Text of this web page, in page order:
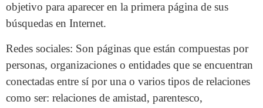
objetivo para aparecer en la primera página de sus
búsquedas en Internet.
Redes sociales: Son páginas que están compuestas por
personas, organizaciones o entidades que se encuentran
conectadas entre sí por una o varios tipos de relaciones
como ser: relaciones de amistad, parentesco,